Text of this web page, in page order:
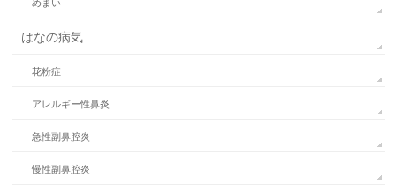
めまい
はなの病気
花粉症
アレルギー性鼻炎
急性副鼻腔炎
慢性副鼻腔炎